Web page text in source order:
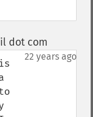
dot com
22 years ago